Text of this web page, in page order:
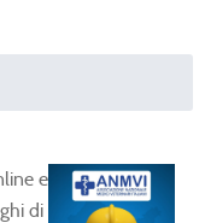
e
di